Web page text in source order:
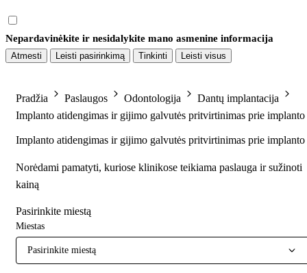
Nepardavinėkite ir nesidalykite mano asmenine informacija
Atmesti Leisti pasirinkimą Tinkinti Leisti visus
Pradžia Paslaugos Odontologija
Dantų implantacija
Implanto atidengimas ir gijimo galvutės pritvirtinimas prie implanto
Implanto atidengimas ir gijimo galvutės pritvirtinimas prie implanto
Norėdami pamatyti, kuriose klinikose teikiama paslauga ir sužinoti
kainą
Pasirinkite miestą
Miestas
Pasirinkite miestą